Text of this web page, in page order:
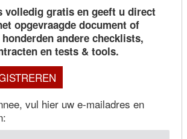
volledig gratis en geeft u direct
opgevraagde document of
andere checklists,
en tests & tools.
vul hier uw e-mailadres en